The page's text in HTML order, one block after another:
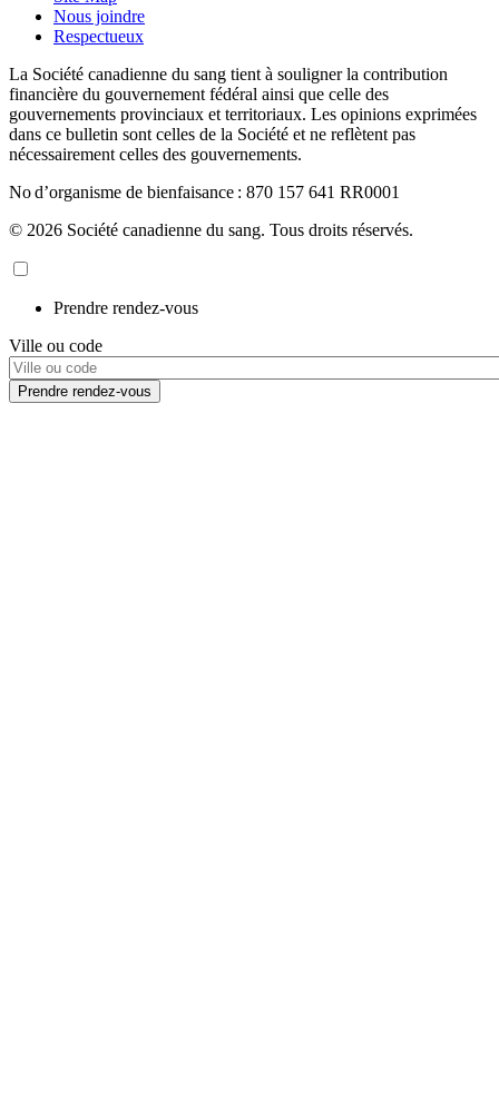
Nous joindre
Respectueux
La Société canadienne du sang tient à souligner la contribution
financière du gouvernement fédéral ainsi que celle des
gouvernements provinciaux et territoriaux. Les opinions exprimées
dans ce bulletin sont celles de la Société et ne reflètent pas
nécessairement celles des gouvernements.
No d’organisme de bienfaisance : 870 157 641 RR0001
© 2026 Société canadienne du sang. Tous droits réservés.
Prendre rendez-vous
Ville ou code